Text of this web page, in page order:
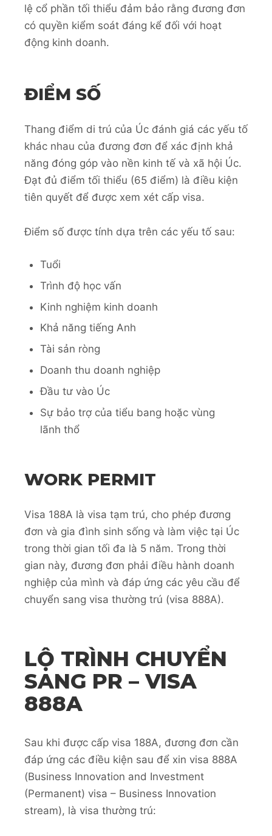
lệ cổ phần tối thiểu đảm bảo rằng đương đơn
có quyền kiểm soát đáng kể đối với hoạt
động kinh doanh.
ĐIỂM SỐ
Thang điểm di trú của Úc đánh giá các yếu tố
khác nhau của đương đơn để xác định khả
năng đóng góp vào nền kinh tế và xã hội Úc.
Đạt đủ điểm tối thiểu (65 điểm) là điều kiện
tiên quyết để được xem xét cấp visa.
Điểm số được tính dựa trên các yếu tố sau:
Tuổi
Trình độ học vấn
Kinh nghiệm kinh doanh
Khả năng tiếng Anh
Tài sản ròng
Doanh thu doanh nghiệp
Đầu tư vào Úc
Sự bảo trợ của tiểu bang hoặc vùng
lãnh thổ
WORK PERMIT
Visa 188A là visa tạm trú, cho phép đương
đơn và gia đình sinh sống và làm việc tại Úc
trong thời gian tối đa là 5 năm. Trong thời
gian này, đương đơn phải điều hành doanh
nghiệp của mình và đáp ứng các yêu cầu để
chuyển sang visa thường trú (visa 888A).
LỘ TRÌNH CHUYỂN
SANG PR – VISA
888A
Sau khi được cấp visa 188A, đương đơn cần
đáp ứng các điều kiện sau để xin visa 888A
(Business Innovation and Investment
(Permanent) visa – Business Innovation
stream), là visa thường trú: